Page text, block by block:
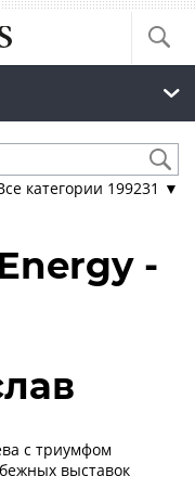
категории 199231 ▼
-
с триумфом
выставок